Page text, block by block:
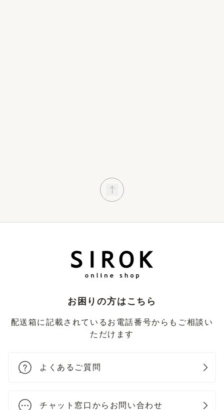
お困りの方はこちら
配送箱に記載されているお電話番号からもご相談い
ただけます
よくあるご質問
チャット窓口からお問い合わせ